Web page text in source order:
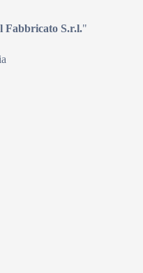
Fabbricato S.r.l."